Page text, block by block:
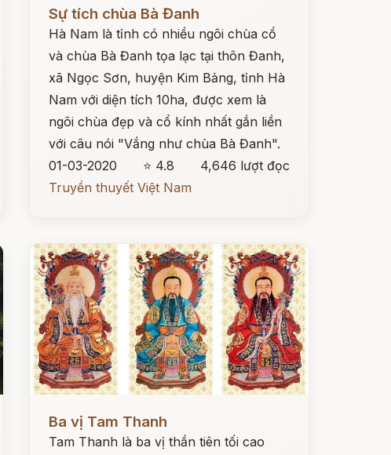
Sự tích chùa Bà Đanh
Hà Nam là tỉnh có nhiều ngôi chùa cổ
và chùa Bà Đanh tọa lạc tại thôn Đanh,
xã Ngọc Sơn, huyện Kim Bảng, tỉnh Hà
Nam với diện tích 10ha, được xem là
ngôi chùa đẹp và cổ kính nhất gắn liền
với câu nói "Vắng như chùa Bà Đanh".
01-03-2020
⭐ 4.8
4,646 lượt đọc
Truyền thuyết Việt Nam
Ba vị Tam Thanh
Tam Thanh là ba vị thần tiên tối cao